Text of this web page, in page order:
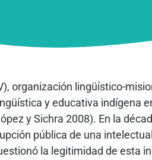
organización lingüístico-
y educativa indígena
y Sichra 2008). En la
pública de una
la legitimidad de esta